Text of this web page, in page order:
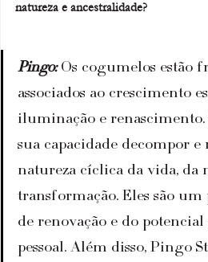
natureza e ancestralidade?
Pingo: Os cogumelos estão
associados ao crescimento
iluminação e renascimento.
sua capacidade decompor
natureza cíclica da vida, da
transformação. Eles são
de renovação e do
pessoal. Além disso, Pingo